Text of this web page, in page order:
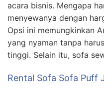
acara bisnis. Mengapa
menyewanya dengan
Opsi ini memungkinkan
yang nyaman tanpa
tinggi. Selain itu, sofa
Rental Sofa Sofa Puff